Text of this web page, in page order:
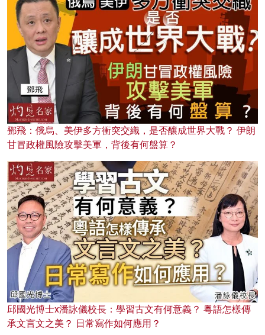
鄧飛：俄烏、美伊多方衝突交織，是否釀成世界大戰？ 伊朗
甘冒政權風險攻擊美軍，背後有何盤算？
邱國光博士x潘詠儀校長：學習古文有何意義？ 粵語怎樣傳
承文言文之美？ 日常寫作如何應用？